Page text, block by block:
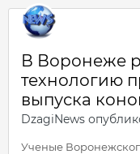
В Воронеже
технологию
выпуска
DzagiNews
Ученые